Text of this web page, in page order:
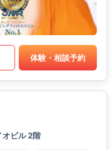
体験・相談予約
ビル 2階